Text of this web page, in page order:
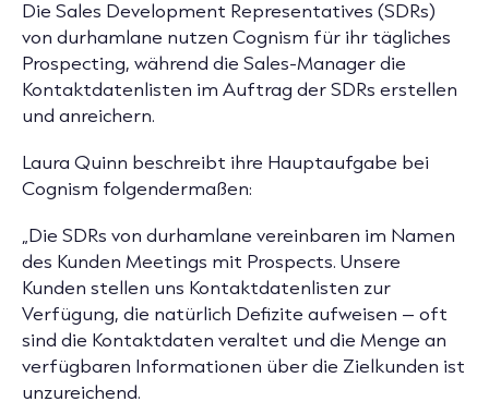
Die Sales Development Representatives (SDRs)
von durhamlane nutzen Cognism für ihr tägliches
Prospecting, während die Sales-Manager die
Kontaktdatenlisten im Auftrag der SDRs erstellen
und anreichern.
Laura Quinn beschreibt ihre Hauptaufgabe bei
Cognism folgendermaßen:
„Die SDRs von durhamlane vereinbaren im Namen
des Kunden Meetings mit Prospects. Unsere
Kunden stellen uns Kontaktdatenlisten zur
Verfügung, die natürlich Defizite aufweisen – oft
sind die Kontaktdaten veraltet und die Menge an
verfügbaren Informationen über die Zielkunden ist
unzureichend.